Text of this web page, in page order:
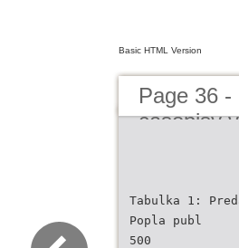
Basic HTML Version
Page 36
casopisy
Tabulka 1:
Popla publ
500